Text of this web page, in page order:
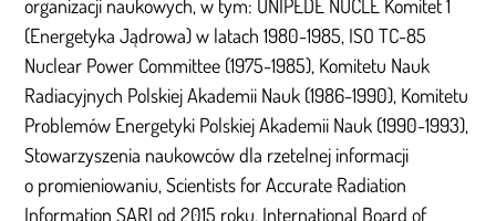
organizacji naukowych, w tym: UNIPEDE NUCLE Komitet 1
(Energetyka Jądrowa) w latach 1980-1985, ISO TC-85
Nuclear Power Committee (1975-1985), Komitetu Nauk
Radiacyjnych Polskiej Akademii Nauk (1986-1990), Komitetu
Problemów Energetyki Polskiej Akademii Nauk (1990-1993),
Stowarzyszenia naukowców dla rzetelnej informacji
o promieniowaniu, Scientists for Accurate Radiation
Information SARI od 2015 roku, International Board of